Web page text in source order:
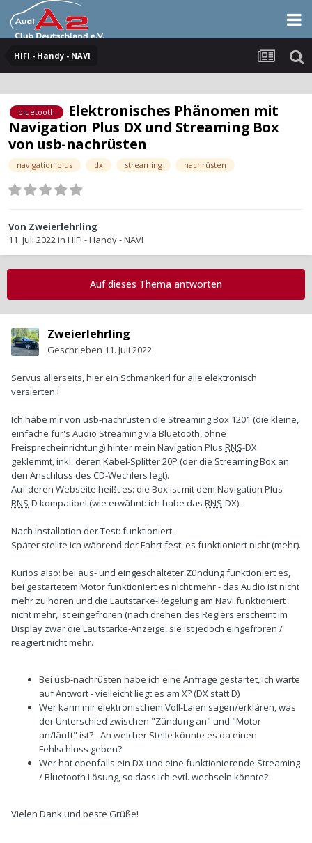
HIFI - Handy - NAVI
bluetooth
Elektronisches Phänomen mit
Navigation Plus DX und Streaming Box
von usb-nachrüsten
navigation plus dx streaming nachrüsten
Von Zweierlehrling
11. Juli 2022in HIFI - Handy - NAVI
Auf dieses Thema antworten
Zweierlehrling
Geschrieben 11. Juli 2022
Servus allerseits, hier ein Schmankerl für alle elektronisch
versierten:I
Ich habe mir von usb-nachrüsten die Streaming Box 1201 (die kleine,
einfache für's Audio Streaming via Bluetooth, ohne
Freisprecheinrichtung) hinter mein Navigation Plus RNS-DX
geklemmt, inkl. deren Kabel-Splitter 20P (der die Streaming Box an
den Anschluss des CD-Wechlers legt).
Auf deren Webseite heißt es: die Box ist mit dem Navigation Plus
RNS-D kompatibel (wie erwähnt: ich habe das RNS-DX).
Nach Installation der Test: funktioniert.
Später stellte ich während der Fahrt fest: es funktioniert nicht (mehr).
Kurios also: bei aus- und eingeschalteter Zündung funktioniert es,
bei gestartetem Motor funktioniert es nicht mehr - das Audio ist nicht
mehr zu hören und die Lautstärke-Regelung am Navi funktioniert
nicht mehr, ist eingefroren (nach drehen des Reglers erscheint im
Display zwar die Lautstärke-Anzeige, sie ist jedoch eingefroren /
reagiert nicht mehr.
Bei usb-nachrüsten habe ich eine Anfrage gestartet, ich warte
auf Antwort - vielleicht liegt es am X? (DX statt D)
Wer kann mir elektronischem Voll-Laien sagen/erklären, was
der Unterschied zwischen "Zündung an" und "Motor
an/läuft" ist? - An welcher Stelle könnte es da einen
Fehlschluss geben?
Wer hat ebenfalls ein DX und eine funktionierende Streaming
/ Bluetooth Lösung, so dass ich evtl. wechseln könnte?
Vielen Dank und beste Grüße!